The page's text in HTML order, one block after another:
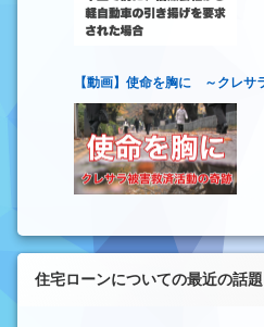
【動画】使命を胸に ～クレサ
住宅ローンについての最近の話題